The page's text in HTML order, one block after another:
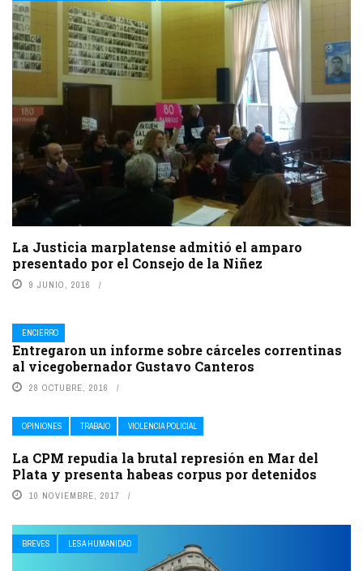
La Justicia marplatense admitió el amparo
presentado por el Consejo de la Niñez
9 JUNIO, 2016
ENCIERRO
Entregaron un informe sobre cárceles correntinas
al vicegobernador Gustavo Canteros
28 OCTUBRE, 2016
OPINIONES TRABAJO VIOLENCIA POLICIAL
La CPM repudia la brutal represión en Mar del
Plata y presenta habeas corpus por detenidos
10 NOVIEMBRE, 2017
BREVES LESA HUMANIDAD